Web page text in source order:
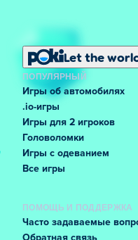
Let the
ПОПУЛЯРНЫЙ
Игры об автомобилях
.io-игры
Игры для 2 игроков
Головоломки
Игры с одеванием
Все игры
ПОМОЩЬ И ПОДДЕРЖКА
Часто задаваемые
Обратная связь